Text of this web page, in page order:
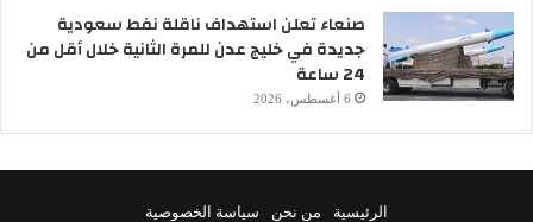
صنعاء تعلن استهداف ناقلة نفط سعودية
جديدة في خليج عدن للمرة الثانية خلال أقل من
24 ساعة
6 أغسطس، 2026
الرئيسية من نحن سياسة الخصوصية